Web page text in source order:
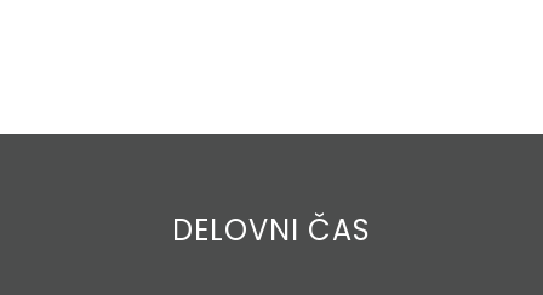
DELOVNI ČAS